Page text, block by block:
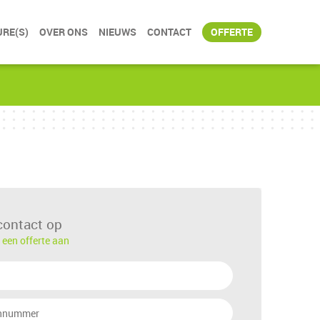
OVER ONS NIEUWS CONTACT OFFERTE
op
offerte aan